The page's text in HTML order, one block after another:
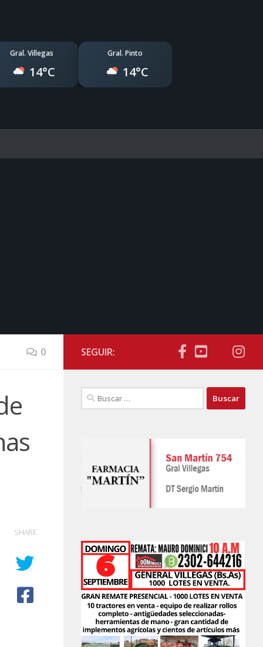
Gral. Villegas
14°C
Gral. Pinto
14°C
0
SHARE
SEGUIR:
Buscar: